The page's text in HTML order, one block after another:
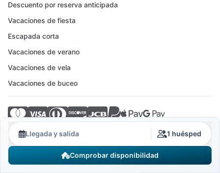
Llegada y salida 1 huésped
Comprobar disponibilidad
Descuento por reserva anticipada
Vacaciones de fiesta
Escapada corta
Vacaciones de verano
Vacaciones de vela
Vacaciones de buceo
© 2026 Crovillas GmbH